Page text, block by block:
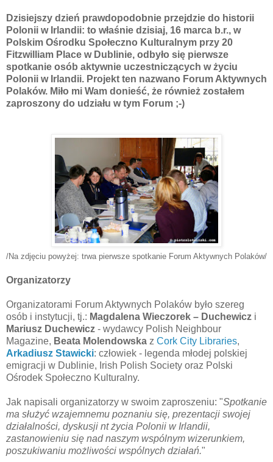
Dzisiejszy dzień prawdopodobnie przejdzie do historii
Polonii w Irlandii: to właśnie dzisiaj, 16 marca b.r., w
Polskim Ośrodku Społeczno Kulturalnym przy 20
Fitzwilliam Place w Dublinie, odbyło się pierwsze
spotkanie osób aktywnie uczestniczących w życiu
Polonii w Irlandii. Projekt ten nazwano Forum Aktywnych
Polaków. Miło mi Wam donieść, że również zostałem
zaproszony do udziału w tym Forum ;-)
/Na zdjęciu powyżej: trwa pierwsze spotkanie Forum Aktywnych Polaków/
Organizatorzy
Organizatorami Forum Aktywnych Polaków było szereg
osób i instytucji, tj.: Magdalena Wieczorek – Duchewicz i
Mariusz Duchewicz - wydawcy Polish Neighbour
Magazine, Beata Molendowska z Cork City Libraries,
Arkadiusz Stawicki: człowiek - legenda młodej polskiej
emigracji w Dublinie, Irish Polish Society oraz Polski
Ośrodek Społeczno Kulturalny.
Jak napisali organizatorzy w swoim zaproszeniu: "Spotkanie
ma służyć wzajemnemu poznaniu się, prezentacji swojej
działalności, dyskusji ntżycia Polonii w Irlandii,
zastanowieniu się nad naszym wspólnym wizerunkiem,
poszukiwaniu możliwości wspólnych działań."